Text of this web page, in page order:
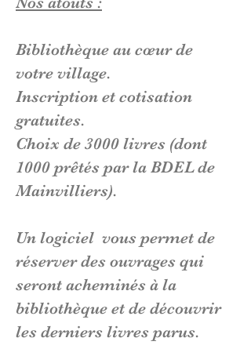
Bibliothèque au cœur de
votre village.
Inscription et cotisation
gratuites.
Choix de 3000 livres (dont
1000 prêtés par la BDEL de
Mainvilliers).
Un logiciel vous permet de
réserver des ouvrages qui
seront acheminés à la
bibliothèque et de découvrir
les derniers livres parus.